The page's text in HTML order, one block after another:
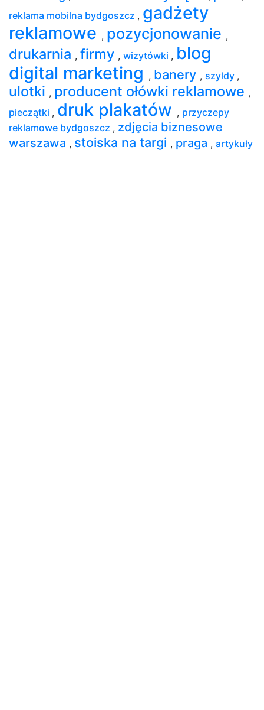
reklama mobilna bydgoszcz , gadżety
reklamowe , pozycjonowanie ,
drukarnia , firmy , wizytówki , blog
digital marketing , banery , szyldy ,
ulotki , producent ołówki reklamowe ,
pieczątki , druk plakatów , przyczepy
reklamowe bydgoszcz , zdjęcia biznesowe
warszawa , stoiska na targi , praga , artykuły